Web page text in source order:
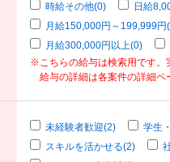
時給その他(0)
日給
月給150,000円～199,999円
月給300,000円以上(0)
※こちらの給与は検索用です。
給与の詳細は各案件の詳細ペ
未経験者歓迎(2)
学生
スキルを活かせる(2)